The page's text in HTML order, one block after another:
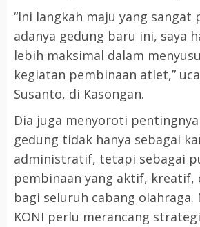
“Ini langkah maju yang sangat
adanya gedung baru ini, saya
lebih maksimal dalam
kegiatan pembinaan atlet,”
Susanto, di Kasongan.
Dia juga menyoroti
gedung tidak hanya sebagai
administratif, tetapi sebagai
pembinaan yang aktif, kreatif,
bagi seluruh cabang olahraga.
KONI perlu merancang